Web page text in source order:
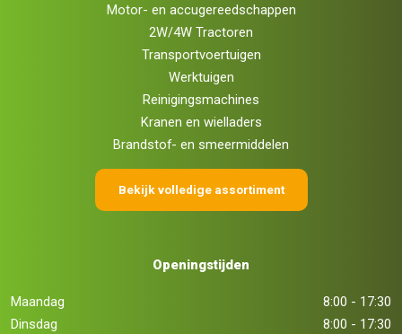
Motor- en accugereedschappen
2W/4W Tractoren
Transportvoertuigen
Werktuigen
Reinigingsmachines
Kranen en wielladers
Brandstof- en smeermiddelen
Bekijk volledige assortiment
Openingstijden
Maandag
8:00 - 17:30
Dinsdag
8:00 - 17:30